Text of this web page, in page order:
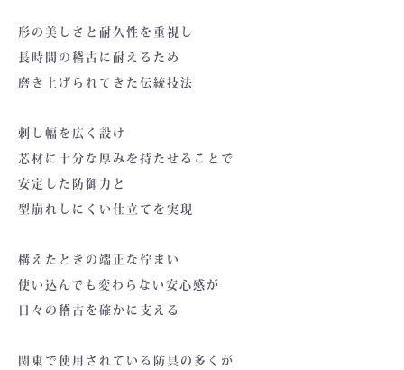
形の美しさと耐久性を重視し
長時間の稽古に耐えるため
磨き上げられてきた伝統技法
刺し幅を広く設け
芯材に十分な厚みを持たせることで
安定した防御力と
型崩れしにくい仕立てを実現
構えたときの端正な佇まい
使い込んでも変わらない安心感が
日々の稽古を確かに支える
関東で使用されている防具の多くが